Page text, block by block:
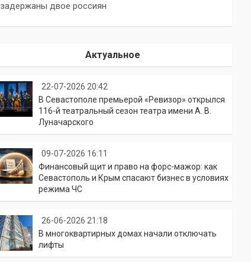
задержаны двое россиян
Актуальное
22-07-2026 20:42
В Севастополе премьерой «Ревизор» открылся
116-й театральный сезон театра имени А. В.
Луначарского
09-07-2026 16:11
Финансовый щит и право на форс-мажор: как
Севастополь и Крым спасают бизнес в условиях
режима ЧС
26-06-2026 21:18
В многоквартирных домах начали отключать
лифты